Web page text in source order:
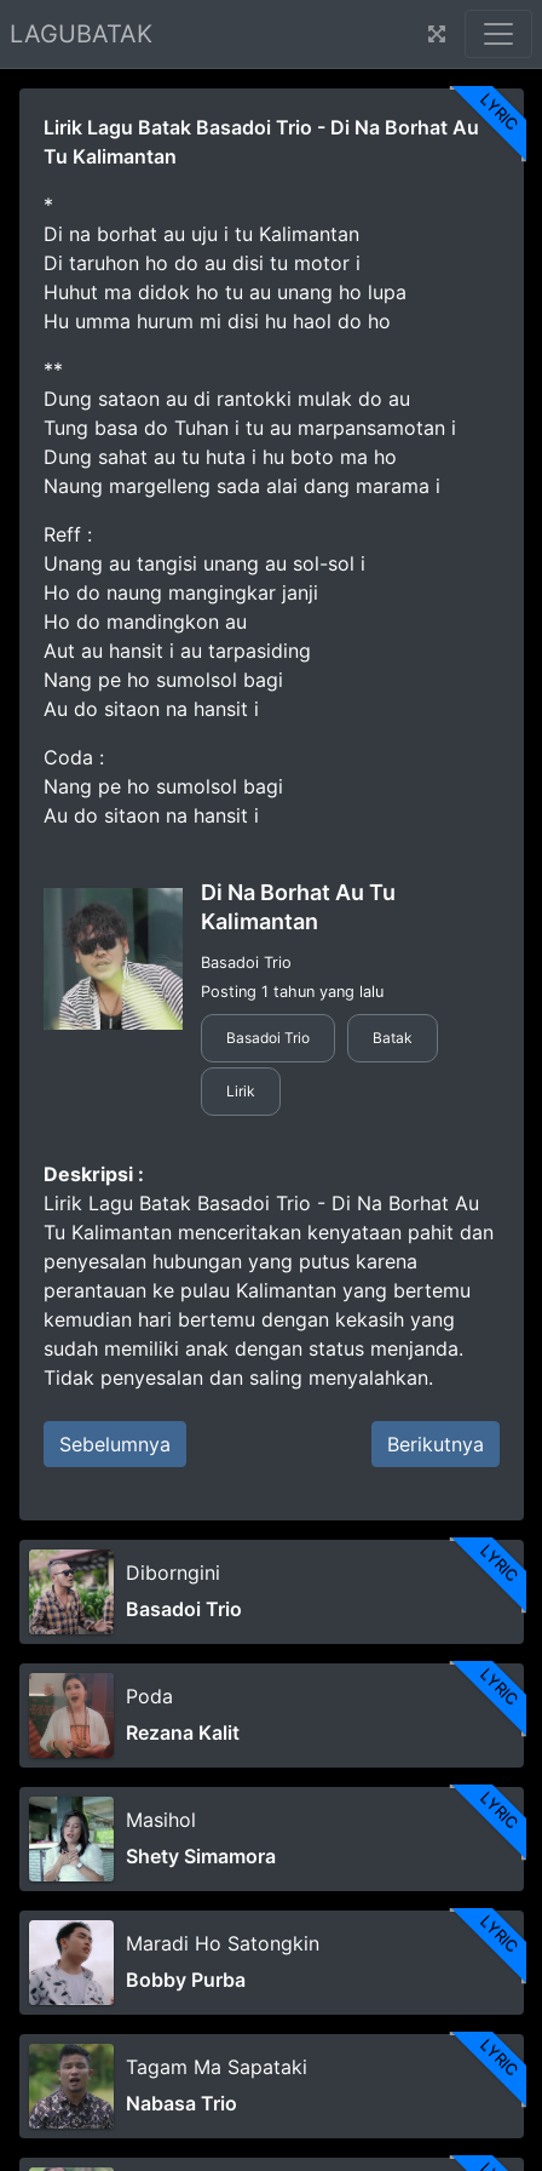
LAGUBATAK
LYRIC
Lirik Lagu Batak Basadoi Trio - Di Na Borhat Au
Tu Kalimantan
*
Di na borhat au uju i tu Kalimantan
Di taruhon ho do au disi tu motor i
Huhut ma didok ho tu au unang ho lupa
Hu umma hurum mi disi hu haol do ho
**
Dung sataon au di rantokki mulak do au
Tung basa do Tuhan i tu au marpansamotan i
Dung sahat au tu huta i hu boto ma ho
Naung margelleng sada alai dang marama i
Reff :
Unang au tangisi unang au sol-sol i
Ho do naung mangingkar janji
Ho do mandingkon au
Aut au hansit i au tarpasiding
Nang pe ho sumolsol bagi
Au do sitaon na hansit i
Coda :
Nang pe ho sumolsol bagi
Au do sitaon na hansit i
Di Na Borhat Au Tu
Kalimantan
Basadoi Trio
Posting 1 tahun yang lalu
Basadoi Trio Batak
Lirik
Deskripsi :
Lirik Lagu Batak Basadoi Trio - Di Na Borhat Au
Tu Kalimantan menceritakan kenyataan pahit dan
penyesalan hubungan yang putus karena
perantauan ke pulau Kalimantan yang bertemu
kemudian hari bertemu dengan kekasih yang
sudah memiliki anak dengan status menjanda.
Tidak penyesalan dan saling menyalahkan.
Sebelumnya Berikutnya
LYRIC
Diborngini
Basadoi Trio
LYRIC
Poda
Rezana Kalit
LYRIC
Masihol
Shety Simamora
LYRIC
Maradi Ho Satongkin
Bobby Purba
LYRIC
Tagam Ma Sapataki
Nabasa Trio